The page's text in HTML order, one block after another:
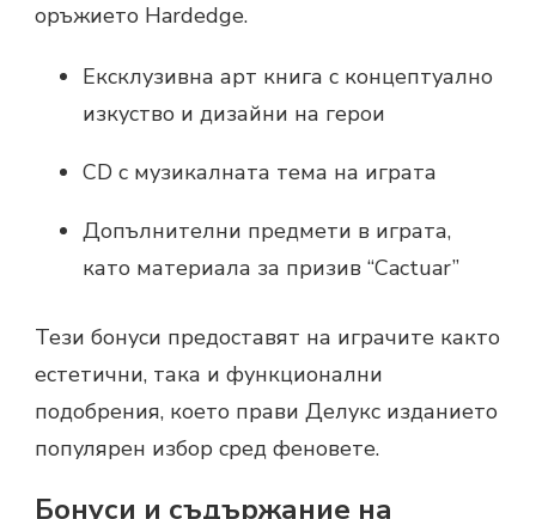
оръжието Hardedge.
Ексклузивна арт книга с концептуално
изкуство и дизайни на герои
CD с музикалната тема на играта
Допълнителни предмети в играта,
като материала за призив “Cactuar”
Тези бонуси предоставят на играчите както
естетични, така и функционални
подобрения, което прави Делукс изданието
популярен избор сред феновете.
Бонуси и съдържание на